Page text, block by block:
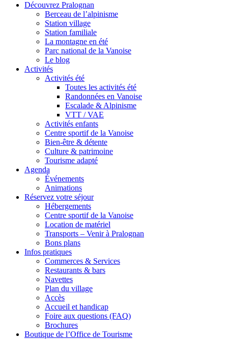
Découvrez Pralognan
Berceau de l’alpinisme
Station village
Station familiale
La montagne en été
Parc national de la Vanoise
Le blog
Activités
Activités été
Toutes les activités été
Randonnées en Vanoise
Escalade & Alpinisme
VTT / VAE
Activités enfants
Centre sportif de la Vanoise
Bien-être & détente
Culture & patrimoine
Tourisme adapté
Agenda
Événements
Animations
Réservez votre séjour
Hébergements
Centre sportif de la Vanoise
Location de matériel
Transports – Venir à Pralognan
Bons plans
Infos pratiques
Commerces & Services
Restaurants & bars
Navettes
Plan du village
Accès
Accueil et handicap
Foire aux questions (FAQ)
Brochures
Boutique de l’Office de Tourisme